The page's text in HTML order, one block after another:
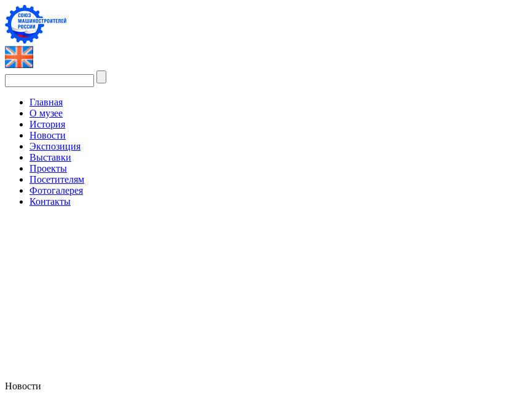
Главная
О музее
История
Новости
Экспозиция
Выставки
Проекты
Посетителям
Фотогалерея
Контакты
Новости